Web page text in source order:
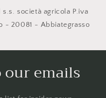
società agricola P.iva
- 20081 - Abbiategrasso
our emails